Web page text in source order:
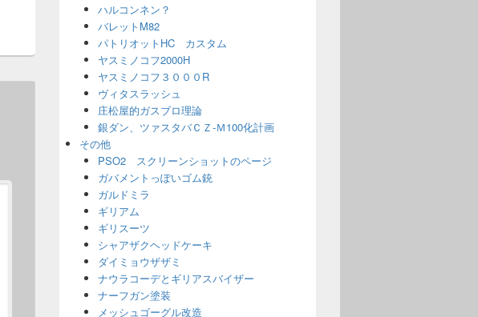
ハルコンネン？
バレットM82
パトリオットHC カスタム
ヤスミノコフ2000H
ヤスミノコフ３０００R
ヴィタスラッシュ
庄松屋的ガスブロ理論
銀ダン、ツァスタバＣＺ-Ｍ100化計画
その他
PSO2 スクリーンショットのページ
ガバメントっぽいゴム銃
ガルドミラ
ギリアム
ギリスーツ
シャアザクヘッドケーキ
ダイミョウザザミ
ナウラコーデとギリアスバイザー
ナーフガン塗装
メッシュゴーグル改造